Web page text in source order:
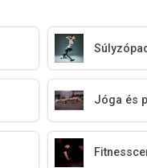
Súlyzópad
Jóga és